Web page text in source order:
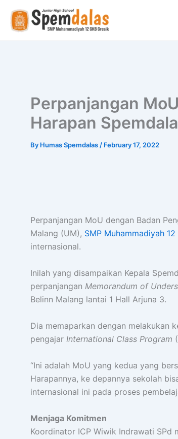
content
Perpanjangan
Harapan
By Humas Spemdalas / February 17, 2022
Perpanjangan MoU dengan Badan
Malang (UM), SMP Muhammadiyah
internasional.
Inilah yang disampaikan Kepala
perpanjangan Memorandum of
Belinn Malang lantai 1 Hall Arjuna 3.
Dia memaparkan dengan melakukan
pengajar International Class Program
“Ini adalah MoU yang kedua yang
Harapannya, ke depannya sekolah
internasional ini pada proses
Menjaga Komitmen
Koordinator ICP Wiwik Indrawati SPd